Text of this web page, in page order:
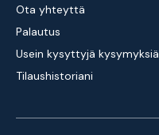
Ota yhteyttä
Palautus
Usein kysyttyjä kysymyksiä
Tilaushistoriani